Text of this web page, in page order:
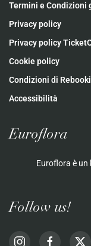
Termini e Condizioni
Privacy policy
Privacy policy
Cookie policy
Condizioni di
Accessibilità
Euroflora
Euroflora è un
Follow us!